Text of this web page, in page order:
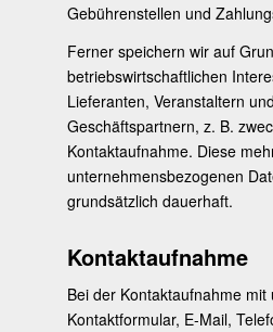
Gebührenstellen und
Ferner speichern wir auf
betriebswirtschaftlichen
Lieferanten, Veranstaltern
Geschäftspartnern, z. B.
Kontaktaufnahme. Diese
unternehmensbezogenen
grundsätzlich dauerhaft.
Kontaktaufnahme
Bei der Kontaktaufnahme mit
Kontaktformular, E-Mail,